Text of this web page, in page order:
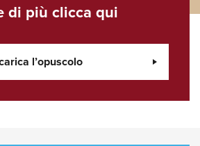
di più clicca qui
l’opuscolo